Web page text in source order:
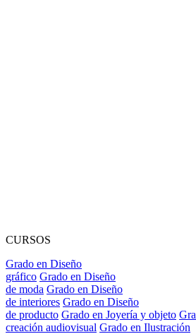
CURSOS
Grado en Diseño
gráfico Grado en Diseño
de moda Grado en Diseño
de interiores Grado en Diseño
de producto Grado en Joyería y objeto
creación audiovisual Grado en Ilustración